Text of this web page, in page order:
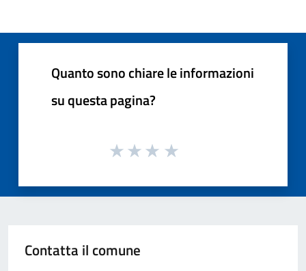
Quanto sono chiare le informazioni
su questa pagina?
Contatta il comune